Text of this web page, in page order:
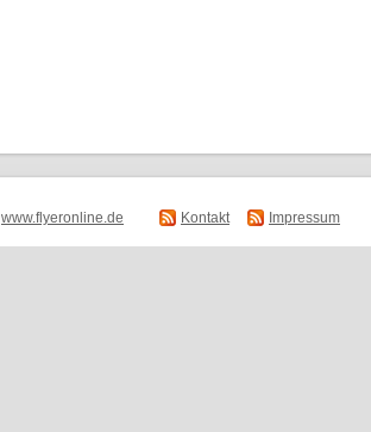
www.flyeronline.de Kontakt Impressum